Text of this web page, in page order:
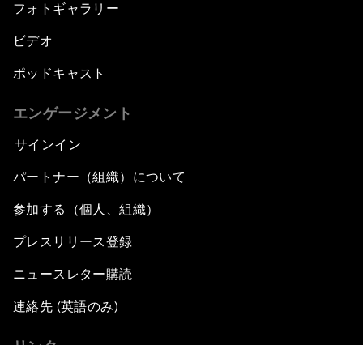
フォトギャラリー
ビデオ
ポッドキャスト
エンゲージメント
サインイン
パートナー（組織）について
参加する（個人、組織）
プレスリリース登録
ニュースレター購読
連絡先 (英語のみ)